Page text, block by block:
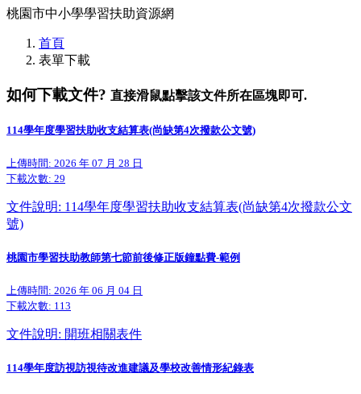
桃園市中小學學習扶助資源網
首頁
表單下載
如何下載文件? 直接滑鼠點擊該文件所在區塊即可.
114學年度學習扶助收支結算表(尚缺第4次撥款公文號)
上傳時間: 2026 年 07 月 28 日
下載次數: 29
文件說明: 114學年度學習扶助收支結算表(尚缺第4次撥款公文
號)
桃園市學習扶助教師第七節前後修正版鐘點費-範例
上傳時間: 2026 年 06 月 04 日
下載次數: 113
文件說明: 開班相關表件
114學年度訪視訪視待改進建議及學校改善情形紀錄表